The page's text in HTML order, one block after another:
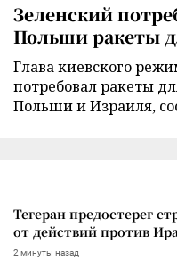
Зеленский
Польши ракеты
Глава киевского
потребовал ракеты
Польши и Израиля,
Тегеран предостерег
от действий против
2 минуты назад